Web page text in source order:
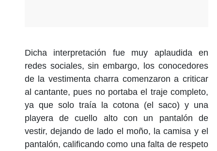
Dicha interpretación fue muy aplaudida en
redes sociales, sin embargo, los conocedores
de la vestimenta charra comenzaron a criticar
al cantante, pues no portaba el traje completo,
ya que solo traía la cotona (el saco) y una
playera de cuello alto con un pantalón de
vestir, dejando de lado el moño, la camisa y el
pantalón, calificando como una falta de respeto